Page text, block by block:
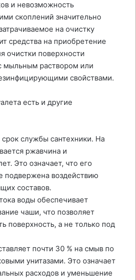
и невозможность
скоплений значительно
на очистку
средства на приобретение
очистки поверхности
мыльным раствором или
свойствами.
есть и другие
службы сантехники. На
ржавчина и
Это означает, что его
подвержена воздействию
составов.
воды обеспечивает
чаши, что позволяет
поверхность, а не только под
почти 30 % на смыв по
унитазами. Это означает
расходов и уменьшение